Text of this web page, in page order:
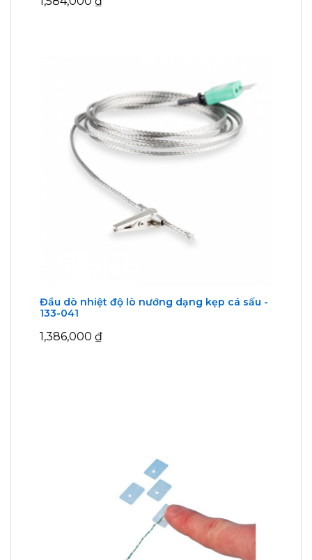
Đầu dò nhiệt độ lò nướng dạng kẹp cá sấu -
133-041
1,386,000 ₫